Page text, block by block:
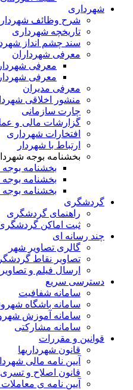
شهرداری
شرح وظائف
تاریخچه شهرداری
سند چشم انداز
معرفی شهرداران
معرفی
معرفی
معرفی مدیران
منشور اخلاقی
چارت سازمانی
گزارشات مالی و
افتخارات شهرداری
ارتباط با شهردار
بخشنامه بوجه
بخشنامه بوجه 1401 شهرداری ها
بخشنامه بوجه 1402 شهرداری ها
بخشنامه بوجه 1403 شهرداری ها
گردشگری
راهنمای گردشگری
ثبت اماکن
چند رسانه ای
گالری تصاویر شهر
تصاویر نقاط
ارسال فیلم و
دسترسی سریع
سامانه شفافیت
سامانه باشگاه
سامانه آموزش
سامانه مشارکتی
قوانین و مقررات
قانون شهرداریها
آیین نامه مالی
قانون اصلاح و
آیین نامه ی